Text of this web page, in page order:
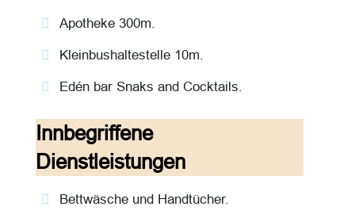
Apotheke 300m.
Kleinbushaltestelle 10m.
Edén bar Snaks and Cocktails.
Innbegriffene
Dienstleistungen
Bettwäsche und Handtücher.